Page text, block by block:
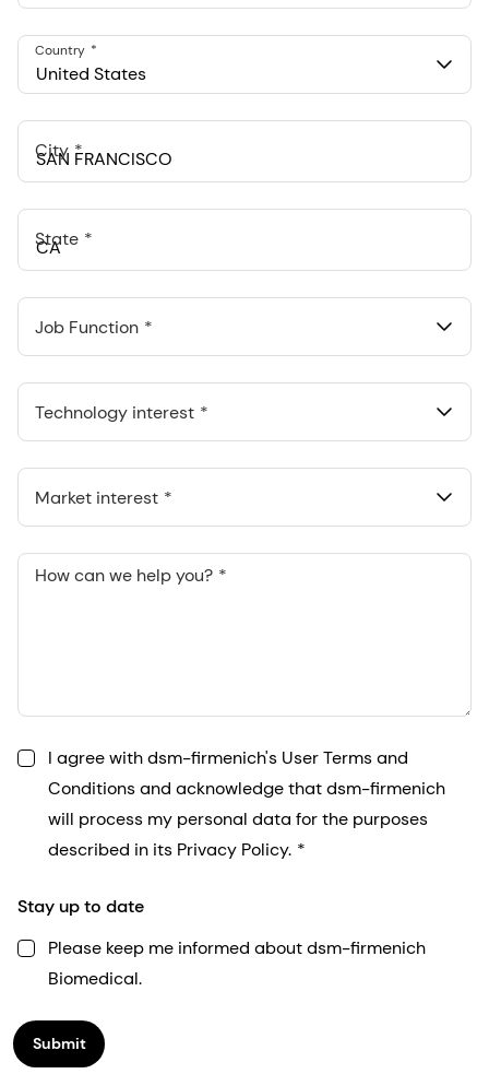
548 Market St Pmb 90375, San Francisco, California, US
United States
Country
City
State
Job Function
Technology interest
Market interest
How can we help you?
I agree with dsm-firmenich's User Terms and
Conditions and acknowledge that dsm-firmenich
will process my personal data for the purposes
described in its Privacy Policy.
Stay up to date
Please keep me informed about dsm-firmenich
Biomedical.
Submit